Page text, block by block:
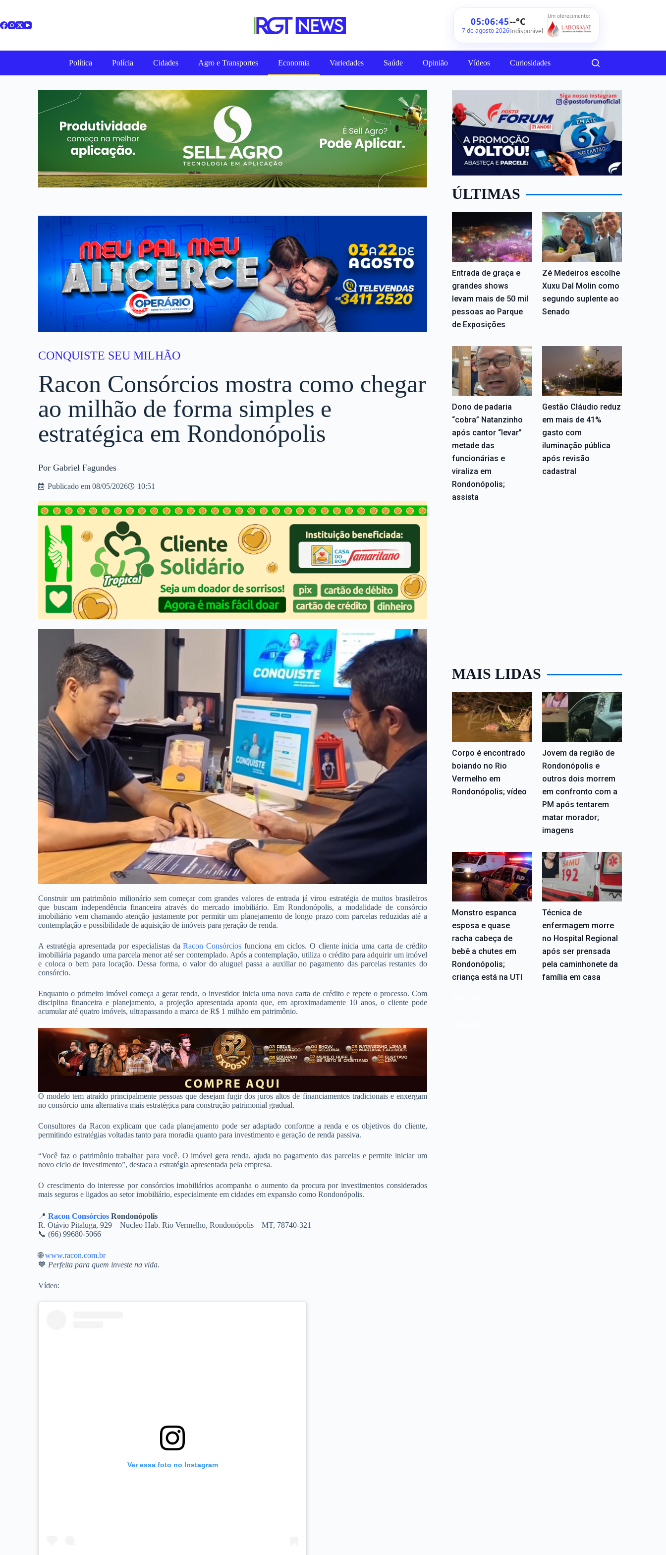
05:06:47
7 de agosto 2026
--°C
Indisponível
Um oferecimento:
Política Polícia Cidades Agro e Transportes Economia Variedades Saúde Opinião Vídeos Curiosidades
CONQUISTE SEU MILHÃO
Racon Consórcios mostra como chegar
ao milhão de forma simples e
estratégica em Rondonópolis
Por Gabriel Fagundes
Publicado em 08/05/2026 10:51
Construir um patrimônio milionário sem começar com grandes valores de entrada já virou estratégia de muitos brasileiros
que buscam independência financeira através do mercado imobiliário. Em Rondonópolis, a modalidade de consórcio
imobiliário vem chamando atenção justamente por permitir um planejamento de longo prazo com parcelas reduzidas até a
contemplação e possibilidade de aquisição de imóveis para geração de renda.
A estratégia apresentada por especialistas da Racon Consórcios funciona em ciclos. O cliente inicia uma carta de crédito
imobiliária pagando uma parcela menor até ser contemplado. Após a contemplação, utiliza o crédito para adquirir um imóvel
e coloca o bem para locação. Dessa forma, o valor do aluguel passa a auxiliar no pagamento das parcelas restantes do
consórcio.
Enquanto o primeiro imóvel começa a gerar renda, o investidor inicia uma nova carta de crédito e repete o processo. Com
disciplina financeira e planejamento, a projeção apresentada aponta que, em aproximadamente 10 anos, o cliente pode
acumular até quatro imóveis, ultrapassando a marca de R$ 1 milhão em patrimônio.
O modelo tem atraído principalmente pessoas que desejam fugir dos juros altos de financiamentos tradicionais e enxergam
no consórcio uma alternativa mais estratégica para construção patrimonial gradual.
Consultores da Racon explicam que cada planejamento pode ser adaptado conforme a renda e os objetivos do cliente,
permitindo estratégias voltadas tanto para moradia quanto para investimento e geração de renda passiva.
“Você faz o patrimônio trabalhar para você. O imóvel gera renda, ajuda no pagamento das parcelas e permite iniciar um
novo ciclo de investimento”, destaca a estratégia apresentada pela empresa.
O crescimento do interesse por consórcios imobiliários acompanha o aumento da procura por investimentos considerados
mais seguros e ligados ao setor imobiliário, especialmente em cidades em expansão como Rondonópolis.
📍Racon Consórcios Rondonópolis
R. Otávio Pitaluga, 929 – Nucleo Hab. Rio Vermelho, Rondonópolis – MT, 78740-321
📞 (66) 99680-5066
🌐www.racon.com.br
💙 Perfeita para quem investe na vida.
Vídeo:
Ver essa foto no Instagram
ÚLTIMAS
Entrada de graça e
grandes shows
levam mais de 50 mil
pessoas ao Parque
de Exposições
Zé Medeiros escolhe
Xuxu Dal Molin como
segundo suplente ao
Senado
Dono de padaria
“cobra” Natanzinho
após cantor “levar”
metade das
funcionárias e
viraliza em
Rondonópolis;
assista
Gestão Cláudio reduz
em mais de 41%
gasto com
iluminação pública
após revisão
cadastral
MAIS LIDAS
Corpo é encontrado
boiando no Rio
Vermelho em
Rondonópolis; vídeo
Jovem da região de
Rondonópolis e
outros dois morrem
em confronto com a
PM após tentarem
matar morador;
imagens
Monstro espanca
esposa e quase
racha cabeça de
bebê a chutes em
Rondonópolis;
criança está na UTI
Técnica de
enfermagem morre
no Hospital Regional
após ser prensada
pela caminhonete da
família em casa